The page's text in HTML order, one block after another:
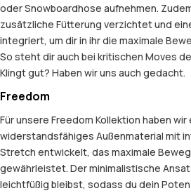
oder Snowboardhose aufnehmen.
zusätzliche Fütterung verzichtet und
integriert, um dir in ihr die maximale
So steht dir auch bei kritischen Moves
Klingt gut? Haben wir uns auch gedacht.
Freedom
Für unsere Freedom Kollektion haben
widerstandsfähiges Außenmaterial mit
Stretch entwickelt, das maximale
gewährleistet. Der minimalistische
leichtfüßig bleibst, sodass du dein